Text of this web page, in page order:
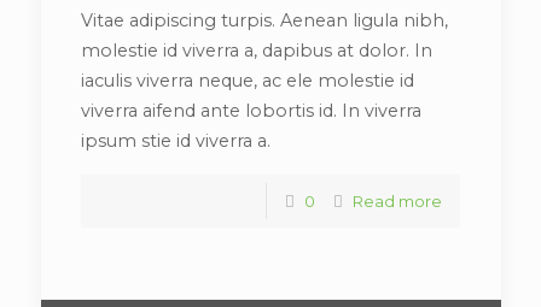
Vitae adipiscing turpis. Aenean ligula nibh,
molestie id viverra a, dapibus at dolor. In
iaculis viverra neque, ac ele molestie id
viverra aifend ante lobortis id. In viverra
ipsum stie id viverra a.
0 Read more